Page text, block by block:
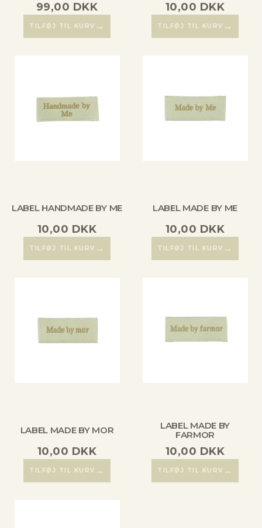
99,00 DKK
TILFØJ TIL KURV →
10,00 DKK
TILFØJ TIL KURV →
LABEL HANDMADE BY ME
10,00 DKK
TILFØJ TIL KURV →
LABEL MADE BY ME
10,00 DKK
TILFØJ TIL KURV →
LABEL MADE BY MOR
10,00 DKK
TILFØJ TIL KURV →
LABEL MADE BY
FARMOR
10,00 DKK
TILFØJ TIL KURV →